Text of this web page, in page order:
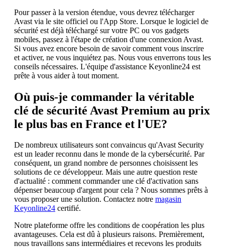
Pour passer à la version étendue, vous devrez télécharger
Avast via le site officiel ou l'App Store. Lorsque le logiciel de
sécurité est déjà téléchargé sur votre PC ou vos gadgets
mobiles, passez à l'étape de création d'une connexion Avast.
Si vous avez encore besoin de savoir comment vous inscrire
et activer, ne vous inquiétez pas. Nous vous enverrons tous les
conseils nécessaires. L'équipe d'assistance Keyonline24 est
prête à vous aider à tout moment.
Où puis-je commander la véritable
clé de sécurité Avast Premium au prix
le plus bas en France et l'UE?
De nombreux utilisateurs sont convaincus qu'Avast Security
est un leader reconnu dans le monde de la cybersécurité. Par
conséquent, un grand nombre de personnes choisissent les
solutions de ce développeur. Mais une autre question reste
d'actualité : comment commander une clé d'activation sans
dépenser beaucoup d'argent pour cela ? Nous sommes prêts à
vous proposer une solution. Contactez notre magasin
Keyonline24 certifié.
Notre plateforme offre les conditions de coopération les plus
avantageuses. Cela est dû à plusieurs raisons. Premièrement,
nous travaillons sans intermédiaires et recevons les produits